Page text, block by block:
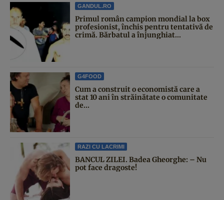
GANDUL.RO
Primul român campion mondial la box
profesionist, închis pentru tentativă de
crimă. Bărbatul a înjunghiat...
G4FOOD
Cum a construit o economistă care a
stat 10 ani în străinătate o comunitate
de...
RAZI CU LACRIMI
BANCUL ZILEI. Badea Gheorghe: – Nu
pot face dragoste!